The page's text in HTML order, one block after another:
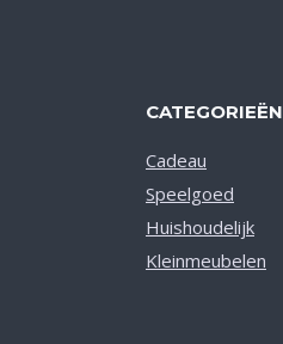
CATEGORIEËN
Cadeau
Speelgoed
Huishoudelijk
Kleinmeubelen